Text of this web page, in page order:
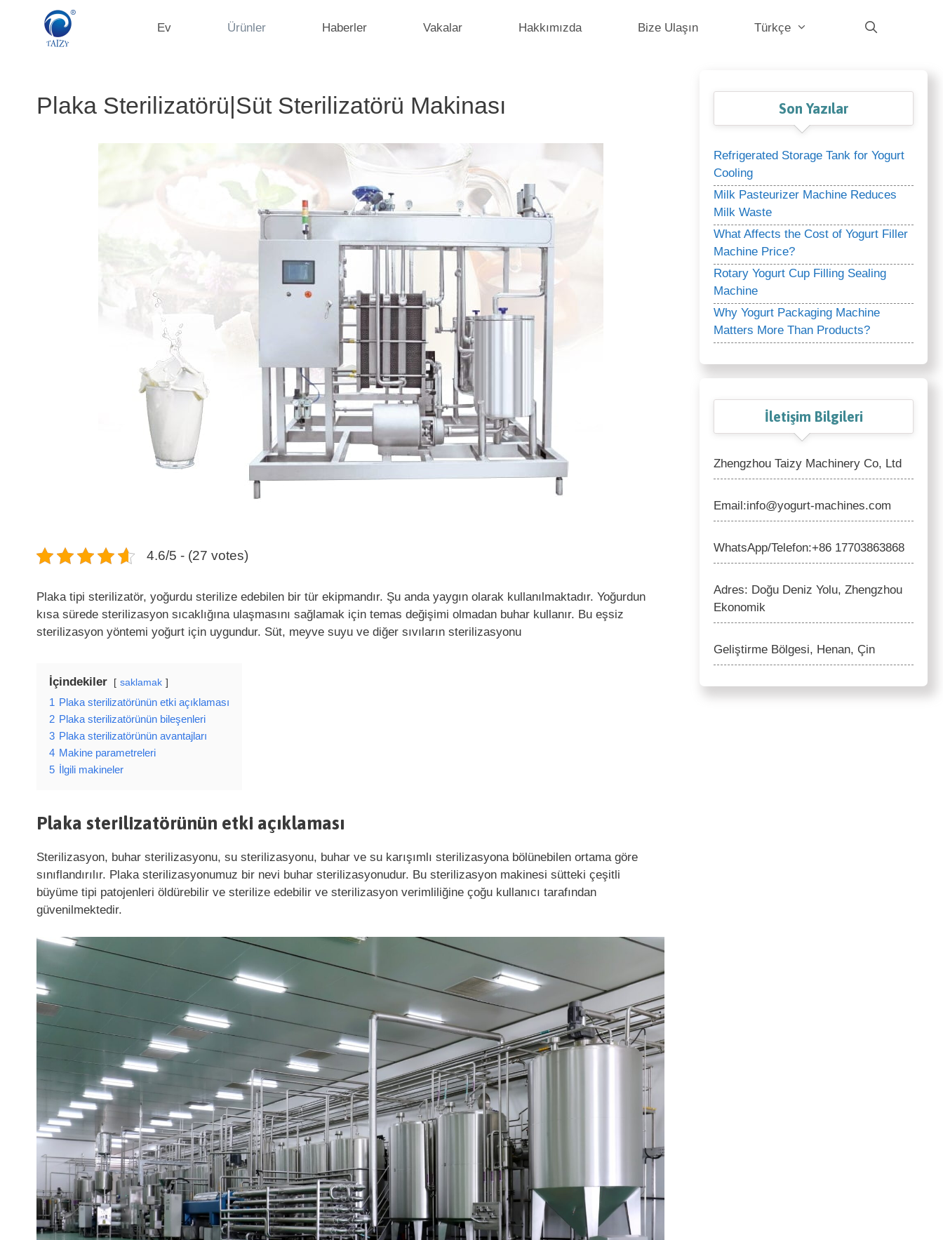
Ev Ürünler Haberler Vakalar Hakkımızda Bize Ulaşın Türkçe
Plaka Sterilizatörü|Süt Sterilizatörü Makinası
4.6/5 - (27 votes)
Plaka tipi sterilizatör, yoğurdu sterilize edebilen bir tür ekipmandır. Şu anda yaygın olarak kullanılmaktadır. Yoğurdun
kısa sürede sterilizasyon sıcaklığına ulaşmasını sağlamak için temas değişimi olmadan buhar kullanır. Bu eşsiz
sterilizasyon yöntemi yoğurt için uygundur. Süt, meyve suyu ve diğer sıvıların sterilizasyonu
İçindekiler saklamak
1 Plaka sterilizatörünün etki açıklaması
2 Plaka sterilizatörünün bileşenleri
3 Plaka sterilizatörünün avantajları
4 Makine parametreleri
5 İlgili makineler
Plaka sterilizatörünün etki açıklaması
Sterilizasyon, buhar sterilizasyonu, su sterilizasyonu, buhar ve su karışımlı sterilizasyona bölünebilen ortama göre
sınıflandırılır. Plaka sterilizasyonumuz bir nevi buhar sterilizasyonudur. Bu sterilizasyon makinesi sütteki çeşitli
büyüme tipi patojenleri öldürebilir ve sterilize edebilir ve sterilizasyon verimliliğine çoğu kullanıcı tarafından
güvenilmektedir.
Son Yazılar
Refrigerated Storage Tank for Yogurt
Cooling
Milk Pasteurizer Machine Reduces
Milk Waste
What Affects the Cost of Yogurt Filler
Machine Price?
Rotary Yogurt Cup Filling Sealing
Machine
Why Yogurt Packaging Machine
Matters More Than Products?
İletişim Bilgileri
Zhengzhou Taizy Machinery Co, Ltd
Email:info@yogurt-machines.com
WhatsApp/Telefon:+86 17703863868
Adres: Doğu Deniz Yolu, Zhengzhou
Ekonomik
Geliştirme Bölgesi, Henan, Çin